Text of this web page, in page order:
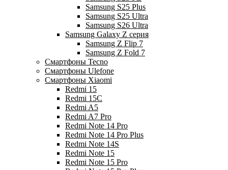
Samsung S25 Plus
Samsung S25 Ultra
Samsung S26 Ultra
Samsung Galaxy Z серия
Samsung Z Flip 7
Samsung Z Fold 7
Смартфоны Tecno
Смартфоны Ulefone
Смартфоны Xiaomi
Redmi 15
Redmi 15C
Redmi A5
Redmi A7 Pro
Redmi Note 14 Pro
Redmi Note 14 Pro Plus
Redmi Note 14S
Redmi Note 15
Redmi Note 15 Pro